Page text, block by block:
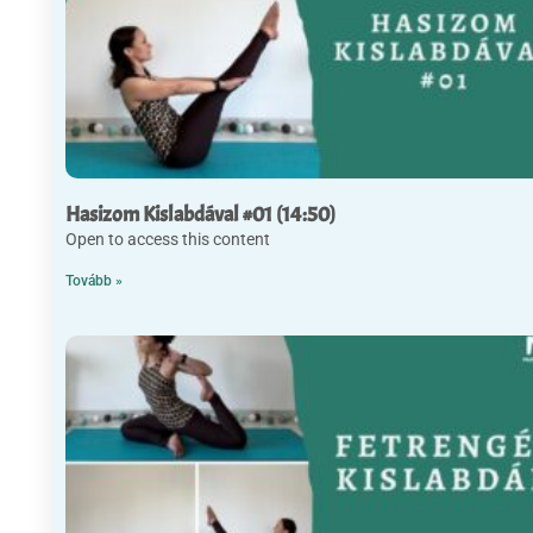
Hasizom Kislabdával #01 (14:50)
Open to access this content
Tovább »